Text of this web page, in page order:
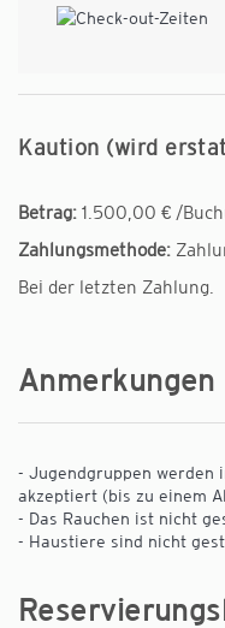
Kaution (wird
Betrag: 1.500,00 € /
Zahlungsmethode:
Bei der letzten Zahlung.
Anmerkungen
- Jugendgruppen werden
akzeptiert (bis zu einem
- Das Rauchen ist nicht
- Haustiere sind nicht